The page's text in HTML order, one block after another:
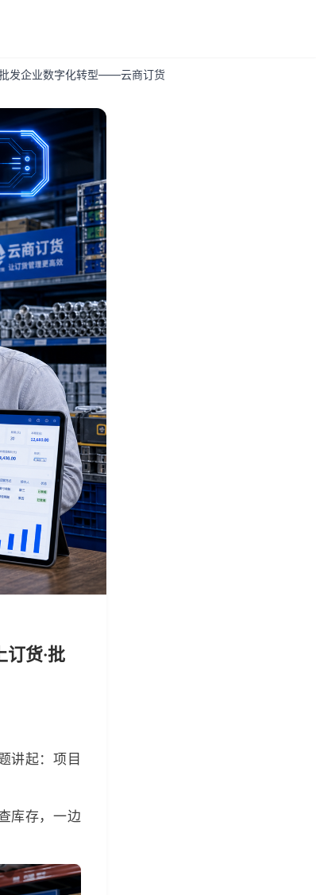
批发企业数字化转型——云商订货
货·批
讲起：项目
库存，一边